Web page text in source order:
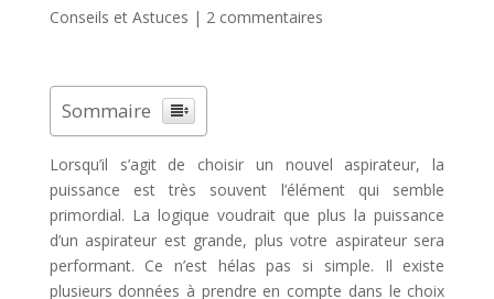
Conseils et Astuces | 2 commentaires
Sommaire
Lorsqu’il s’agit de choisir un nouvel aspirateur, la
puissance est très souvent l’élément qui semble
primordial. La logique voudrait que plus la puissance
d’un aspirateur est grande, plus votre aspirateur sera
performant. Ce n’est hélas pas si simple. Il existe
plusieurs données à prendre en compte dans le choix